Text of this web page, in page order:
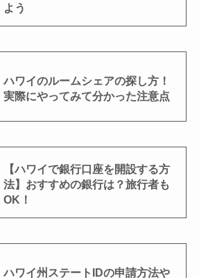
よう
ハワイのルームシェアの探し方！
実際にやってみて分かった注意点
【ハワイで銀行口座を開設する方
法】おすすめの銀行は？旅行者も
OK！
ハワイ州ステートIDの申請方法や